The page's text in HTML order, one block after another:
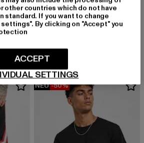
EUR
URBAN CLASSICS
90's Heavy
25,00 EUR
Derzeitiger Preis: 25,00 EUR
49,99 EURAktionspreis:
NEU -50%
other countries which do not have
standard. If you want to change
By clicking on "Accept" you
SETTINGS
ACCEPT